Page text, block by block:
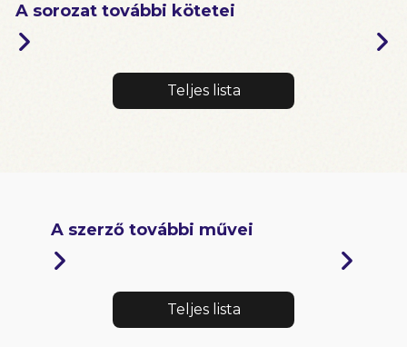
A sorozat további kötetei
Teljes lista
A szerző további művei
Teljes lista